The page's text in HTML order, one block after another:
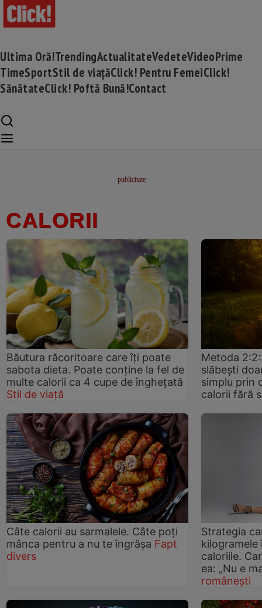
Ultima Oră!TrendingActualitateVedeteVideoPrime
TimeSportStil de viațăClick! Pentru FemeiClick!
SănătateClick! Poftă Bună!Contact
CALORII
Băutura răcoritoare care îți poate
sabota dieta. Poate conține la fel de
multe calorii ca 4 cupe de înghețată
Stil de viață
Metoda
slăbești
simplu prin
calorii fără
Câte calorii au sarmalele. Câte poți
mânca pentru a nu te îngrășa Fapt
divers
Strategia
kilogramele
caloriile.
ea: „Nu e
românești